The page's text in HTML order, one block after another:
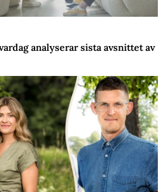
analyserar sista avsnittet av